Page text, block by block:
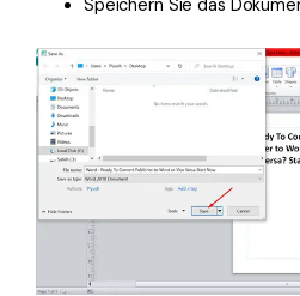
Speichern Sie das